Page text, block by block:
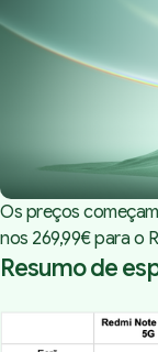
Os preços
nos 269,99€ para o
Resumo de